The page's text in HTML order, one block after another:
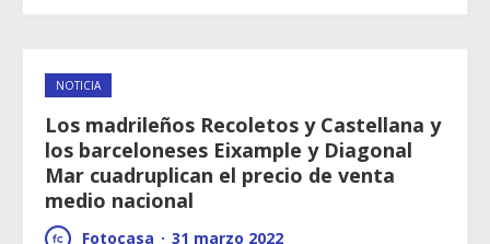
NOTICIA
Los madrileños Recoletos y Castellana y
los barceloneses Eixample y Diagonal
Mar cuadruplican el precio de venta
medio nacional
Fotocasa · 31 marzo 2022